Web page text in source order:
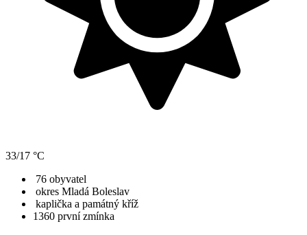
33/17 °C
76 obyvatel
okres Mladá Boleslav
kaplička a památný kříž
​1360 první zmínka